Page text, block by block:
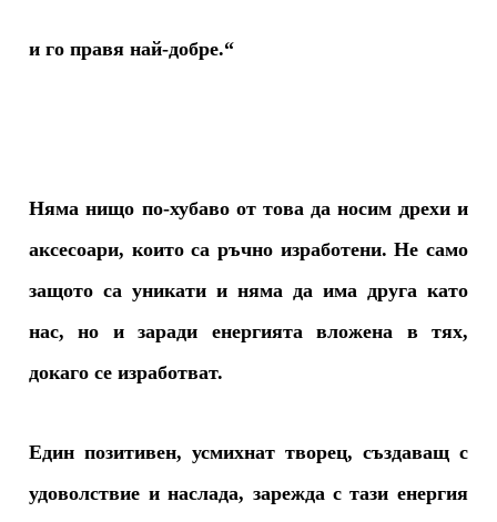
и го правя най-добре.“
Няма нищо по-хубаво от това да носим дрехи и
аксесоари, които са ръчно изработени. Не само
защото са уникати и няма да има друга като
нас, но и заради енергията вложена в тях,
докаго се изработват.
Един позитивен, усмихнат творец, създаващ с
удоволствие и наслада, зарежда с тази енергия